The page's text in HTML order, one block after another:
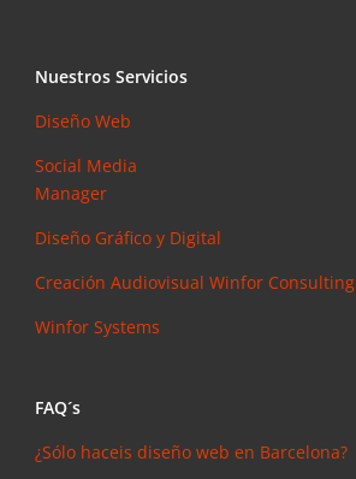
Nuestros Servicios
Diseño Web
Social Media
Manager
Diseño Gráfico y Digital
Creación AudiovisualWinfor Consulting
Winfor Systems
FAQ´s
¿Sólo haceis diseño web en Barcelona?